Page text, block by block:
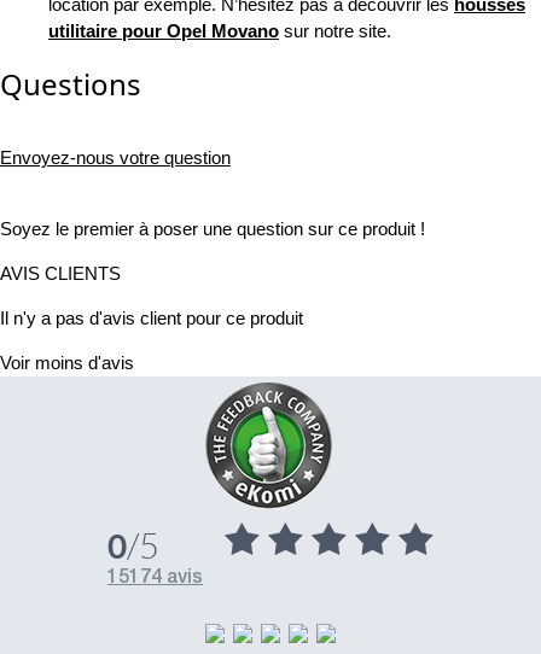
utilitaire pour Opel Movano sur notre site.
Questions
Envoyez-nous votre question
Soyez le premier à poser une question sur ce produit !
AVIS CLIENTS
Il n'y a pas d'avis client pour ce produit
Voir moins d'avis
0/5
15174 avis